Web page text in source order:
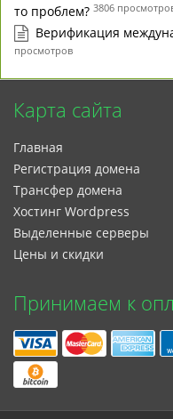
то проблем? 3806
Верификация
просмотров
Карта сайта
Главная
Регистрация домена
Трансфер домена
Xостинг Wordpress
Выделенные серверы
Цены и скидки
Принимаем к